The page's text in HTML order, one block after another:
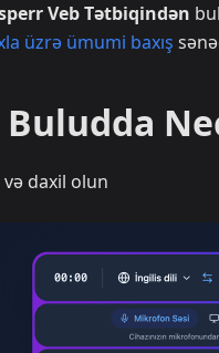
Veb Tətbiqindən
üzrə ümumi baxış
və daxil olun